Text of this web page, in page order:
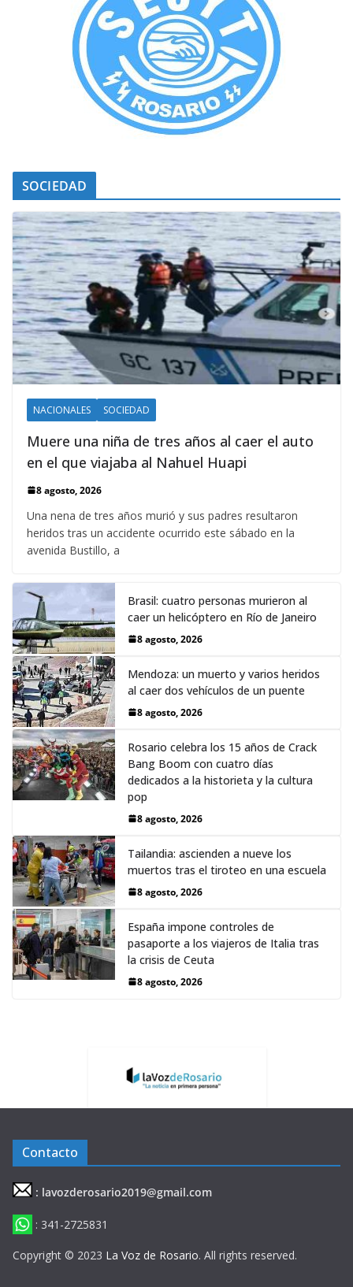
SOCIEDAD
NACIONALES SOCIEDAD
Muere una niña de tres años al caer el auto
en el que viajaba al Nahuel Huapi
8 agosto, 2026
Una nena de tres años murió y sus padres resultaron
heridos tras un accidente ocurrido este sábado en la
avenida Bustillo, a
Brasil: cuatro personas murieron al
caer un helicóptero en Río de Janeiro
8 agosto, 2026
Mendoza: un muerto y varios heridos
al caer dos vehículos de un puente
8 agosto, 2026
Rosario celebra los 15 años de Crack
Bang Boom con cuatro días
dedicados a la historieta y la cultura
pop
8 agosto, 2026
Tailandia: ascienden a nueve los
muertos tras el tiroteo en una escuela
8 agosto, 2026
España impone controles de
pasaporte a los viajeros de Italia tras
la crisis de Ceuta
8 agosto, 2026
Contacto
: lavozderosario2019@gmail.com
: 341-2725831
Copyright © 2023 La Voz de Rosario. All rights reserved.